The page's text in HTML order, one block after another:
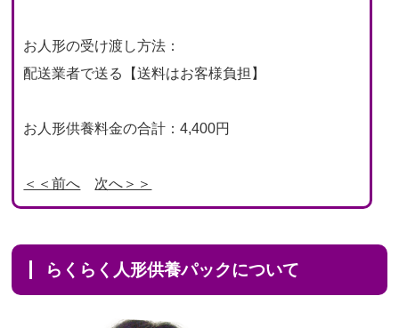
お人形の受け渡し方法：
配送業者で送る【送料はお客様負担】
お人形供養料金の合計：4,400円
＜＜前へ 次へ＞＞
らくらく人形供養パックについて